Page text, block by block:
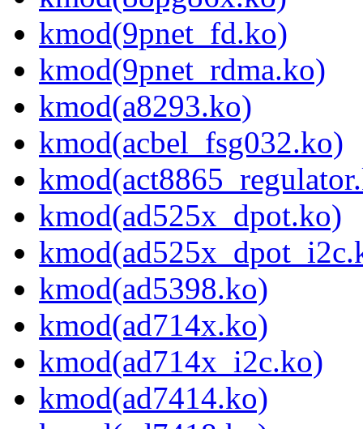
kmod(9pnet_fd.ko)
kmod(9pnet_rdma.ko)
kmod(a8293.ko)
kmod(acbel_fsg032.ko)
kmod(ad525x_dpot.ko)
kmod(ad5398.ko)
kmod(ad714x.ko)
kmod(ad714x_i2c.ko)
kmod(ad7414.ko)